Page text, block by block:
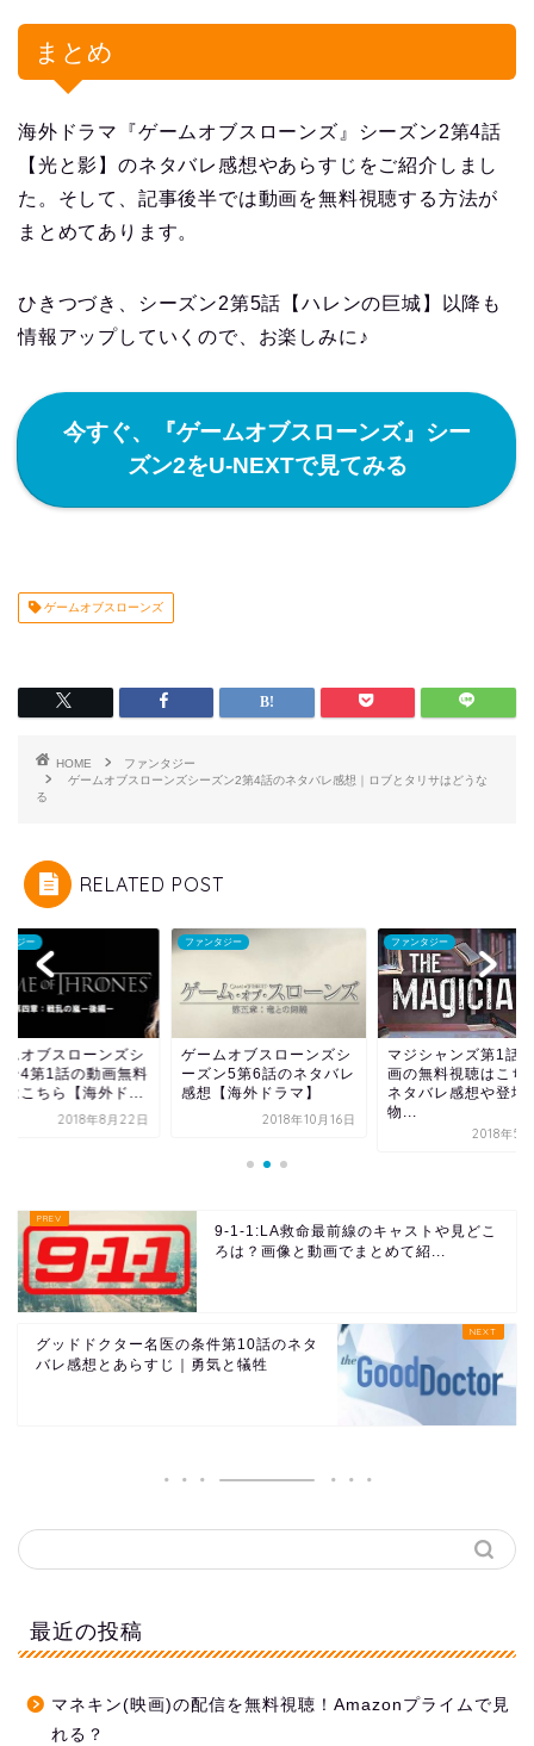
まとめ
海外ドラマ『ゲームオブスローンズ』シーズン2第4話
【光と影】のネタバレ感想やあらすじをご紹介しまし
た。そして、記事後半では動画を無料視聴する方法が
まとめてあります。
ひきつづき、シーズン2第5話【ハレンの巨城】以降も
情報アップしていくので、お楽しみに♪
今すぐ、『ゲームオブスローンズ』シー
ズン2をU-NEXTで見てみる
ゲームオブスローンズ
HOME
ファンタジー
ゲームオブスローンズシーズン2第4話のネタバレ感想｜ロブとタリサはどうな
る
RELATED POST
タジー
ムオブスローンズシ
ン4第1話の動画無料
はこちら【海外ド...
2018年8月22日
ファンタジー
ゲームオブスローンズシ
ーズン5第6話のネタバレ
感想【海外ドラマ】
2018年10月16日
ファンタジー
マジシャンズ第1話
画の無料視聴はこち
ネタバレ感想や登場
物...
2018年5
9-1-1:LA救命最前線のキャストや見どこ
ろは？画像と動画でまとめて紹...
グッドドクター名医の条件第10話のネタ
バレ感想とあらすじ｜勇気と犠牲
最近の投稿
マネキン(映画)の配信を無料視聴！Amazonプライムで見
れる？